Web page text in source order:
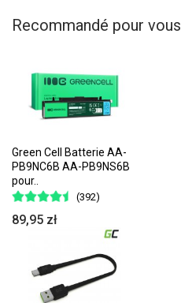
Recommandé pour vous
Green Cell Batterie AA-
PB9NC6B AA-PB9NS6B
pour..
(392)
89,95 zł